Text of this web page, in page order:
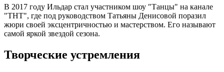
В 2017 году Ильдар стал участником шоу "Танцы" на канале
"ТНТ", где под руководством Татьяны Денисовой поразил
жюри своей эксцентричностью и мастерством. Его называют
самой яркой звездой сезона.
Творческие устремления